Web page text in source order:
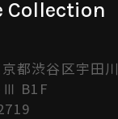
Collection
都渋谷区宇田
Ⅲ B1F